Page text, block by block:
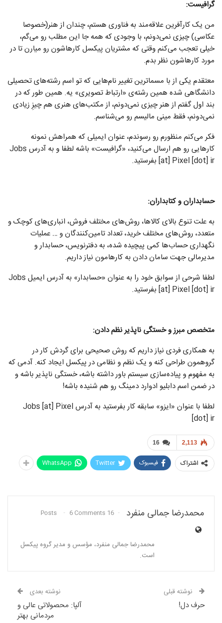
گرافیست:
من یک کارآفرین علاقه‌مند به فناوری هستم، چندان از هنر(خصوصا
عکاسی) چیزی نمی‌دونم، با وجودی که همه جا این مطلب رو می‌گم،
خیلی تعجب می‌کنم وقتی که مشتریان پیکسل کارهاشون رو میارن تا در
مورد کارهاشون نظر بدم.
معتقدم یکی از با مسماترین تغییر نام‌هایی که تو اسم رشته‌های تحصیلی
دانشگاهی شده همین رشته‌ی «ارتباط تصویری» یه. همین طور که در
بند اول گفتم از هنر چیزی نمی‌دونم، از مکتب‌های هنری هم چیزِ زیادی
نمی‌دونم، فقط مینی مالیسم رو می‌شناسم.
فکر می‌کنم منظورم رو رسوندم، عنوان ایمیلی که همراهش نمونه
کارهایی رو هم ارسال می‌کنید، «گرافیست» باشه لطفا و به آدرس Jobs
[at] Pixel [dot] ir بفرستید.
حسابداران و کتابداران:
به علت تنوع بالای کالاها، روش‌های مختلف فروش، انباری‌های کوچک و
متعدد، روش‌های مختلف خرید، تعداد تامین‌کنندگان و … عملیات
نگهداری حساب‌ها کمی پیچیده شده، به دفتر‌نویس، حسابدار و
مدیر‌مالی جهت سامان دادن به کارهامون نیاز داریم.
لطفا شرحی از سوابق خود را به عنوان «حسابدار» به آدرس ایمیل Jobs
[at] Pixel [dot] ir بفرستید.
متخصص مبرز و خستگی ناپذیر نظم دادن:
به همکاری فردی نیاز داریم که روش صحیحی برای گردش کار در
گروهمون طراحی کنه و یک نظم و نظامی در پیکسل ایجاد کنه. آدمی که
به مفهوم و پیاده‌سازی سیستم باور داشته باشه، خستگی ناپذیر باشه و
در ضمن اسم دابلیو ادوارد دمینگ رو هم شنیده باشه!
لطفا با عنوان «ایزو» سابقه کار بفرستید به آدرس Jobs [at] Pixel
[dot] ir
16 2,113
اشتراک فیسبوک Twitter
WhatsApp
محمدرضا جمالی منفرد 16 Posts
6 Comments
محمدرضا جمالی منفرد، مؤسس و مدیر گروه پیکسل
است.
نوشته قبلی
حرف دل!
نوشته بعدی
آلپا: محصولاتی عالی و
مردمانی بهتر